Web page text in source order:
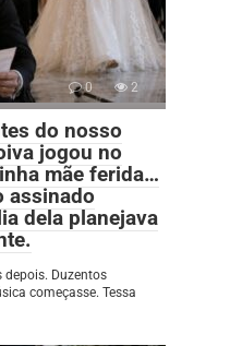
0 2
do nosso
jogou no
mãe ferida…
assinado
dela planejava
Duzentos
começasse. Tessa